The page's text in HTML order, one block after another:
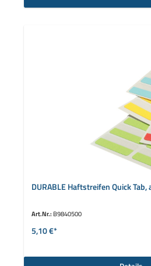
DURABLE Haftstreifen Quick
Art.Nr.: B9840500
5,10 €*